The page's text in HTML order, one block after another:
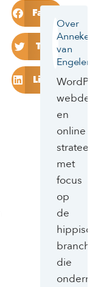
Facebook
Twitter
LinkedIn
Over
Anneke
van
Engelen
en
online
strateeg
met
focus
op
de
branche
die